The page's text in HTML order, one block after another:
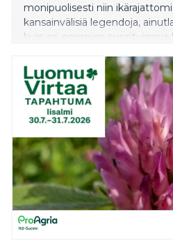
monipuolisesti niin
kansainvälisiä legendoja,
kuin eri genrejen suosituimpia